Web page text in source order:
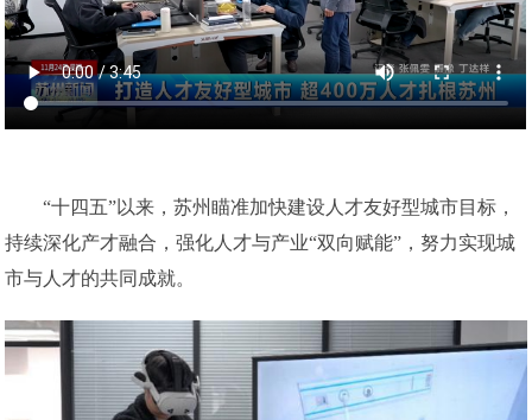
“十四五”以来，苏州瞄准加快建设人才友好型城市目标，
持续深化产才融合，强化人才与产业“双向赋能”，努力实现城
市与人才的共同成就。